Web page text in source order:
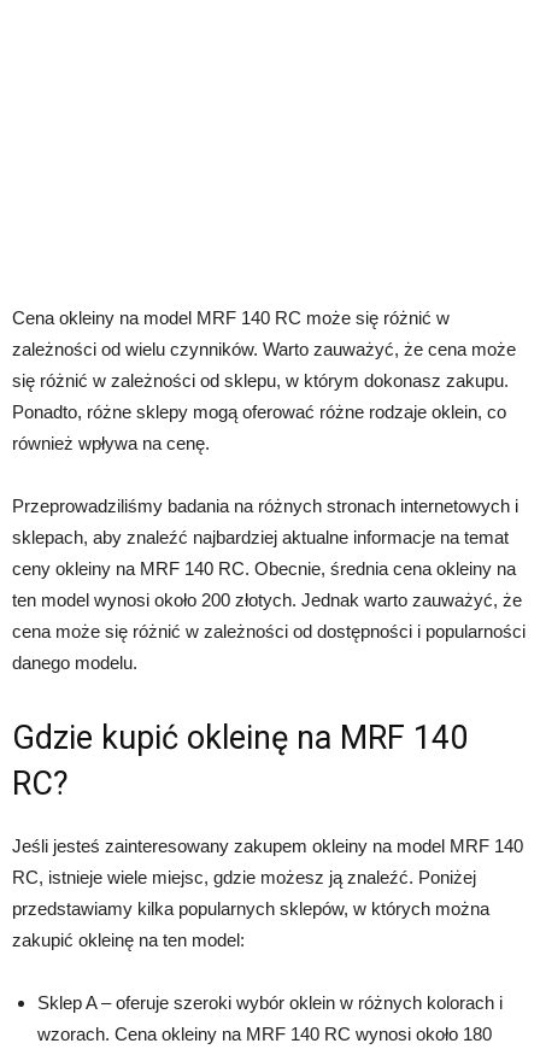
Cena okleiny na model MRF 140 RC może się różnić w
zależności od wielu czynników. Warto zauważyć, że cena może
się różnić w zależności od sklepu, w którym dokonasz zakupu.
Ponadto, różne sklepy mogą oferować różne rodzaje oklein, co
również wpływa na cenę.
Przeprowadziliśmy badania na różnych stronach internetowych i
sklepach, aby znaleźć najbardziej aktualne informacje na temat
ceny okleiny na MRF 140 RC. Obecnie, średnia cena okleiny na
ten model wynosi około 200 złotych. Jednak warto zauważyć, że
cena może się różnić w zależności od dostępności i popularności
danego modelu.
Gdzie kupić okleinę na MRF 140
RC?
Jeśli jesteś zainteresowany zakupem okleiny na model MRF 140
RC, istnieje wiele miejsc, gdzie możesz ją znaleźć. Poniżej
przedstawiamy kilka popularnych sklepów, w których można
zakupić okleinę na ten model:
Sklep A – oferuje szeroki wybór oklein w różnych kolorach i
wzorach. Cena okleiny na MRF 140 RC wynosi około 180